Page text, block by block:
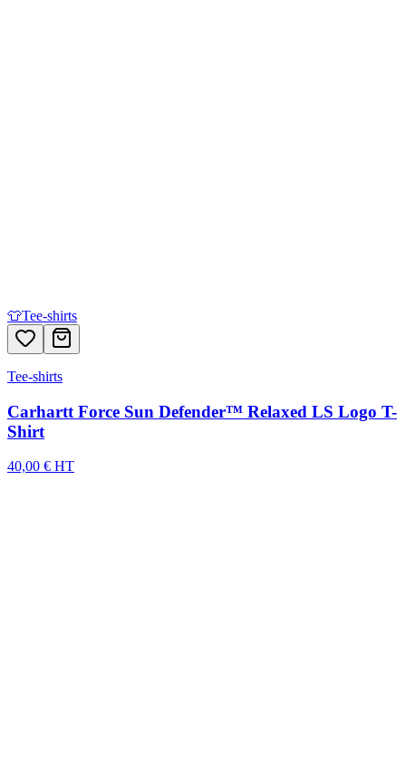
👕Tee-shirts
Tee-shirts
Carhartt Force Sun Defender™ Relaxed LS Logo T-
Shirt
40,00 € HT